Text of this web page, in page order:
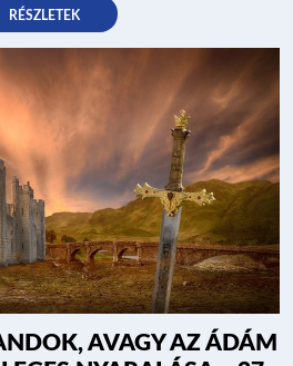
RÉSZLETEK
AVAGY AZ ÁDÁM